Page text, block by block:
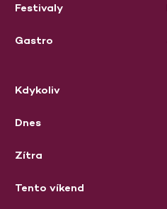
Festivaly
Gastro
Kdykoliv
Dnes
Zítra
Tento víkend